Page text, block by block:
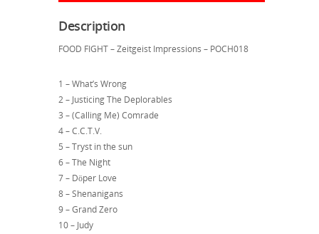
Description
FOOD FIGHT – Zeitgeist Impressions – POCH018
1 – What’s Wrong
2 – Justicing The Deplorables
3 – (Calling Me) Comrade
4 – C.C.T.V.
5 – Tryst in the sun
6 – The Night
7 – Döper Love
8 – Shenanigans
9 – Grand Zero
10 – Judy